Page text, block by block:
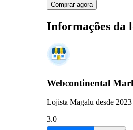
Comprar agora
Informações da
Webcontinental
Lojista Magalu desde 2023
3.0